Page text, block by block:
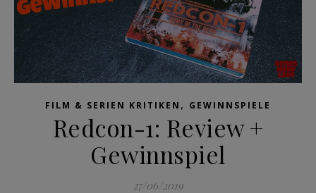
FILM & SERIEN KRITIKEN , GEWINNSPIELE
Redcon-1: Review +
Gewinnspiel
27/06/2019